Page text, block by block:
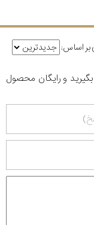
اساس:
و رایگان محصول